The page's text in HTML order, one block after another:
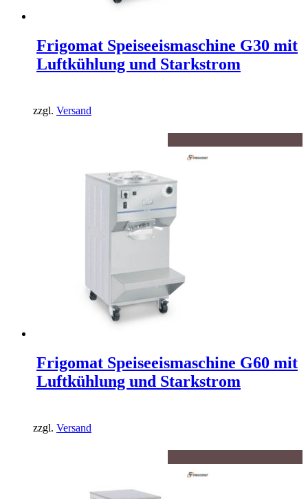
Frigomat Speiseeismaschine G30 mit
Luftkühlung und Starkstrom
zzgl. Versand
Frigomat Speiseeismaschine G60 mit
Luftkühlung und Starkstrom
zzgl. Versand